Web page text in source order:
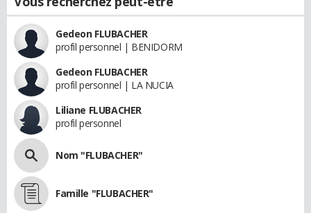
Gedeon FLUBACHER
profil personnel | BENIDORM
Gedeon FLUBACHER
profil personnel | LA NUCIA
Liliane FLUBACHER
profil personnel
Nom "FLUBACHER"
Famille "FLUBACHER"